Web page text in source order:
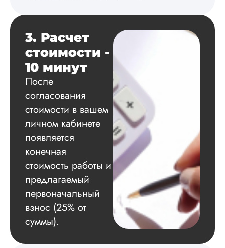
по результатам
Благодарна.
Диссертация
2024-11-20
Удобная форма
оплаты, есть
официальный
работу выполнили
оговоренные
сдачи,
оформили в
соответствии с
Взаимодействие с
3. Расчет
стоимости -
10 минут
После
согласования
стоимости в вашем
личном кабинете
появляется
конечная
стоимость работы и
предлагаемый
первоначальный
взнос (25% от
суммы).